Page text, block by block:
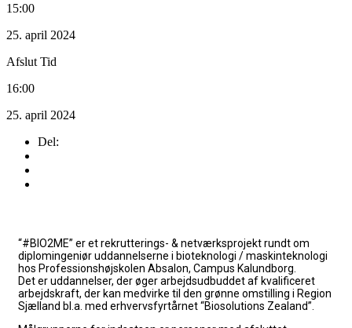
15:00
25. april 2024
Afslut Tid
16:00
25. april 2024
Del:
“#BIO2ME” er et rekrutterings- & netværksprojekt rundt om
diplomingeniør uddannelserne i bioteknologi / maskinteknologi
hos Professionshøjskolen Absalon, Campus Kalundborg.
Det er uddannelser, der øger arbejdsudbuddet af kvalificeret
arbejdskraft, der kan medvirke til den grønne omstilling i Region
Sjælland bl.a. med erhvervsfyrtårnet “Biosolutions Zealand”.